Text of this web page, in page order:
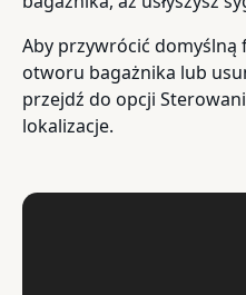
Aby przywrócić domyślną
otworu bagażnika lub
przejdź do opcji
lokalizacje.